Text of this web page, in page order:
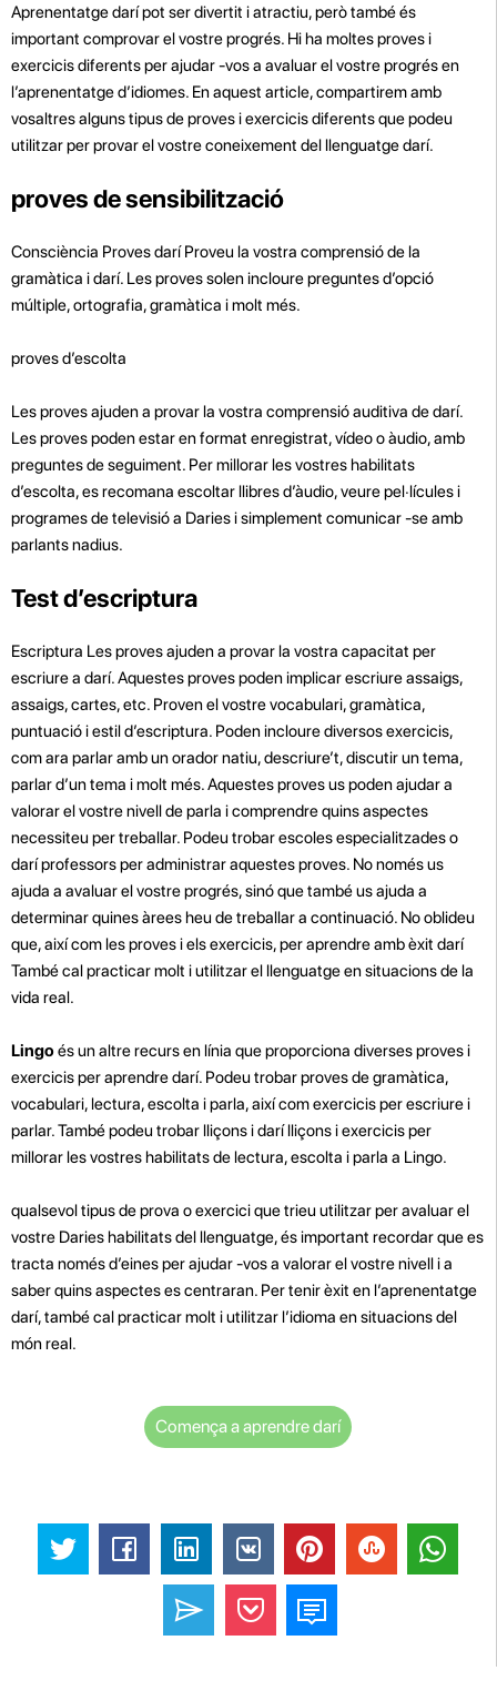
Aprenentatge darí pot ser divertit i atractiu, però també és
important comprovar el vostre progrés. Hi ha moltes proves i
exercicis diferents per ajudar -vos a avaluar el vostre progrés en
l’aprenentatge d’idiomes. En aquest article, compartirem amb
vosaltres alguns tipus de proves i exercicis diferents que podeu
utilitzar per provar el vostre coneixement del llenguatge darí.
proves de sensibilització
Consciència Proves darí Proveu la vostra comprensió de la
gramàtica i darí. Les proves solen incloure preguntes d’opció
múltiple, ortografia, gramàtica i molt més.
proves d’escolta
Les proves ajuden a provar la vostra comprensió auditiva de darí.
Les proves poden estar en format enregistrat, vídeo o àudio, amb
preguntes de seguiment. Per millorar les vostres habilitats
d’escolta, es recomana escoltar llibres d’àudio, veure pel·lícules i
programes de televisió a Daries i simplement comunicar -se amb
parlants nadius.
Test d’escriptura
Escriptura Les proves ajuden a provar la vostra capacitat per
escriure a darí. Aquestes proves poden implicar escriure assaigs,
assaigs, cartes, etc. Proven el vostre vocabulari, gramàtica,
puntuació i estil d’escriptura. Poden incloure diversos exercicis,
com ara parlar amb un orador natiu, descriure’t, discutir un tema,
parlar d’un tema i molt més. Aquestes proves us poden ajudar a
valorar el vostre nivell de parla i comprendre quins aspectes
necessiteu per treballar. Podeu trobar escoles especialitzades o
darí professors per administrar aquestes proves. No només us
ajuda a avaluar el vostre progrés, sinó que també us ajuda a
determinar quines àrees heu de treballar a continuació. No oblideu
que, així com les proves i els exercicis, per aprendre amb èxit darí
També cal practicar molt i utilitzar el llenguatge en situacions de la
vida real.
Lingoés un altre recurs en línia que proporciona diverses proves i
exercicis per aprendre darí. Podeu trobar proves de gramàtica,
vocabulari, lectura, escolta i parla, així com exercicis per escriure i
parlar. També podeu trobar lliçons i darí lliçons i exercicis per
millorar les vostres habilitats de lectura, escolta i parla a Lingo.
qualsevol tipus de prova o exercici que trieu utilitzar per avaluar el
vostre Daries habilitats del llenguatge, és important recordar que es
tracta només d’eines per ajudar -vos a valorar el vostre nivell i a
saber quins aspectes es centraran. Per tenir èxit en l’aprenentatge
darí, també cal practicar molt i utilitzar l’idioma en situacions del
món real.
Comença a aprendre darí